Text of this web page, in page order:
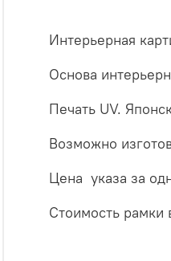
Интерьерная
Основа
Печать UV.
Возможно
Цена указа за
Стоимость рамки